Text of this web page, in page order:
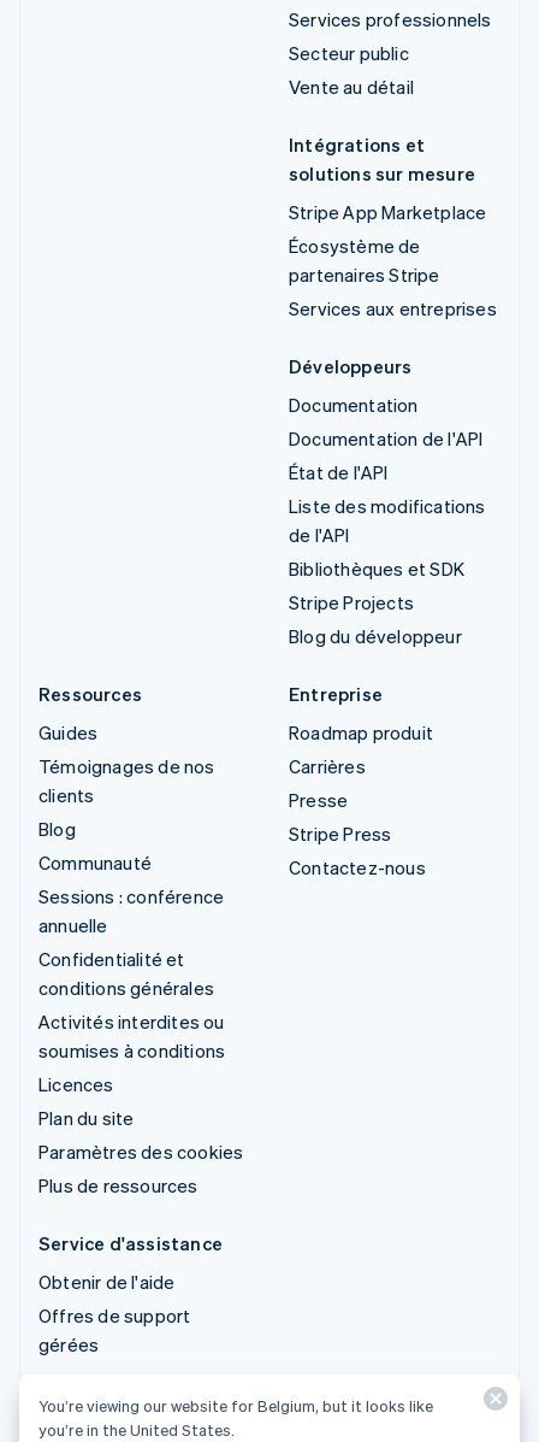
Services professionnels
Secteur public
Vente au détail
Intégrations et
solutions sur mesure
Stripe App Marketplace
Écosystème de
partenaires Stripe
Services aux entreprises
Développeurs
Documentation
Documentation de l'API
État de l'API
Liste des modifications
de l'API
Bibliothèques et SDK
Stripe Projects
Blog du développeur
Ressources
Guides
Témoignages de nos
clients
Blog
Communauté
Sessions : conférence
annuelle
Confidentialité et
conditions générales
Activités interdites ou
soumises à conditions
Licences
Plan du site
Paramètres des cookies
Plus de ressources
Entreprise
Roadmap produit
Carrières
Presse
Stripe Press
Contactez-nous
Service d'assistance
Obtenir de l'aide
Offres de support
gérées
© 2026 Stripe, LLC
You’re viewing our website for Belgium, but it looks like
you’re in the United States.